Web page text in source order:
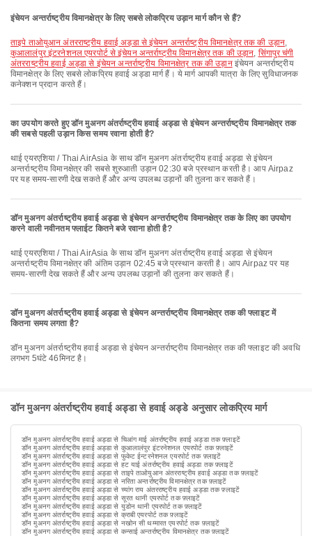
इंचेयन अन्तर्राष्ट्रीय विमानक्षेत्र के लिए सबसे लोकप्रिय उड़ान मार्ग कौन से हैं?
ताइपे ताओयुआन अंतरराष्ट्रीय हवाई अड्डा से इंचेयन अन्तर्राष्ट्रीय विमानक्षेत्र तक की उड़ान,
कुआलालंपुर इंटरनेशनल एयरपोर्ट से इंचेयन अन्तर्राष्ट्रीय विमानक्षेत्र तक की उड़ान, सिंगापुर चंगी
अंतरराष्ट्रीय हवाई अड्डा से इंचेयन अन्तर्राष्ट्रीय विमानक्षेत्र तक की उड़ानइंचेयन अन्तर्राष्ट्रीय
विमानक्षेत्र के लिए सबसे लोकप्रिय हवाई अड्डा मार्ग हैं। ये मार्ग आपकी यात्रा के लिए सुविधाजनक
कनेक्शन प्रदान करते हैं।
का उपयोग करते हुए डॉन मुअनग अंतर्राष्ट्रीय हवाई अड्डा से इंचेयन अन्तर्राष्ट्रीय विमानक्षेत्र तक
की सबसे पहली उड़ान किस समय रवाना होती है?
थाई एयरएशिया / Thai AirAsia के साथ डॉन मुअनग अंतर्राष्ट्रीय हवाई अड्डा से इंचेयन
अन्तर्राष्ट्रीय विमानक्षेत्र की सबसे शुरुआती उड़ान 02:30 बजे प्रस्थान करती है। आप Airpaz
पर यह समय-सारणी देख सकते हैं और अन्य उपलब्ध उड़ानों की तुलना कर सकते हैं।
डॉन मुअनग अंतर्राष्ट्रीय हवाई अड्डा से इंचेयन अन्तर्राष्ट्रीय विमानक्षेत्र तक के लिए का उपयोग
करने वाली नवीनतम फ्लाईट कितने बजे रवाना होती है?
थाई एयरएशिया / Thai AirAsia के साथ डॉन मुअनग अंतर्राष्ट्रीय हवाई अड्डा से इंचेयन
अन्तर्राष्ट्रीय विमानक्षेत्र की अंतिम उड़ान 02:45 बजे प्रस्थान करती है। आप Airpaz पर यह
समय-सारणी देख सकते हैं और अन्य उपलब्ध उड़ानों की तुलना कर सकते हैं।
डॉन मुअनग अंतर्राष्ट्रीय हवाई अड्डा से इंचेयन अन्तर्राष्ट्रीय विमानक्षेत्र तक की फ्लाइट में
कितना समय लगता है?
डॉन मुअनग अंतर्राष्ट्रीय हवाई अड्डा से इंचेयन अन्तर्राष्ट्रीय विमानक्षेत्र तक की फ्लाइट की अवधि
लगभग 5घंटे 46मिनट है।
डॉन मुअनग अंतर्राष्ट्रीय हवाई अड्डा से हवाई अड्डे अनुसार लोकप्रिय मार्ग
डॉन मुअनग अंतर्राष्ट्रीय हवाई अड्डा से चिआंग माई अंतर्राष्ट्रीय हवाई अड्डा तक फ़्लाइटें
डॉन मुअनग अंतर्राष्ट्रीय हवाई अड्डा से कुआलालंपुर इंटरनेशनल एयरपोर्ट तक फ़्लाइटें
डॉन मुअनग अंतर्राष्ट्रीय हवाई अड्डा से फुकेट ईन्टरनेशनल एयरपोर्ट तक फ़्लाइटें
डॉन मुअनग अंतर्राष्ट्रीय हवाई अड्डा से हट याई अंतर्राष्ट्रीय हवाई अड्डा तक फ़्लाइटें
डॉन मुअनग अंतर्राष्ट्रीय हवाई अड्डा से ताइपे ताओयुआन अंतरराष्ट्रीय हवाई अड्डा तक फ़्लाइटें
डॉन मुअनग अंतर्राष्ट्रीय हवाई अड्डा से नरिता अन्तर्राष्ट्रीय विमानक्षेत्र तक फ़्लाइटें
डॉन मुअनग अंतर्राष्ट्रीय हवाई अड्डा से च्यांग राय अंतरराष्ट्रीय हवाई अड्डा तक फ़्लाइटें
डॉन मुअनग अंतर्राष्ट्रीय हवाई अड्डा से सूरत थानी एयरपोर्ट तक फ़्लाइटें
डॉन मुअनग अंतर्राष्ट्रीय हवाई अड्डा से युडोन थानी एयरपोर्ट तक फ़्लाइटें
डॉन मुअनग अंतर्राष्ट्रीय हवाई अड्डा से क्राबी एयरपोर्ट तक फ़्लाइटें
डॉन मुअनग अंतर्राष्ट्रीय हवाई अड्डा से नखोन सी थम्मारत एयरपोर्ट तक फ़्लाइटें
डॉन मुअनग अंतर्राष्ट्रीय हवाई अड्डा से कन्साई अन्तर्राष्ट्रीय विमानक्षेत्र तक फ़्लाइटें